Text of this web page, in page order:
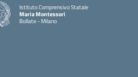
Istituto Comprensivo Statale
Maria Montessori
Bollate - Milano